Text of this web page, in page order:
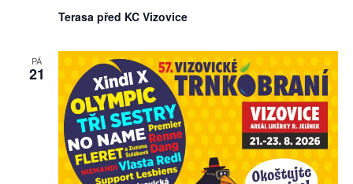
Terasa před KC Vizovice
PÁ
21